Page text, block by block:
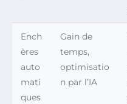
Ench
ères
auto
mati
ques
Gain de
temps,
optimisatio
n par l’IA